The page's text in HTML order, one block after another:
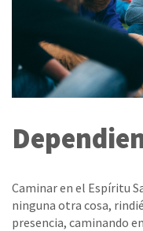
Caminar en el Espíritu
ninguna otra cosa,
presencia, caminando